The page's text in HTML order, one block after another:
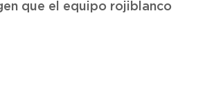
que el equipo rojiblanco